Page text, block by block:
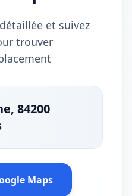
et suivez
trouver
84200
Maps